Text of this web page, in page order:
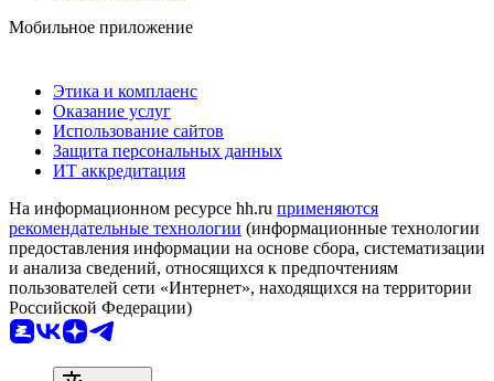
Мобильное приложение
Этика и комплаенс
Оказание услуг
Использование сайтов
Защита персональных данных
ИТ аккредитация
На информационном ресурсе hh.ru применяются
рекомендательные технологии (информационные технологии
предоставления информации на основе сбора, систематизации
и анализа сведений, относящихся к предпочтениям
пользователей сети «Интернет», находящихся на территории
Российской Федерации)